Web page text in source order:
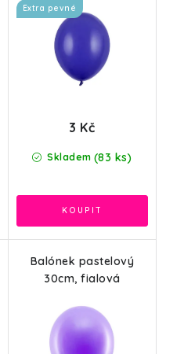
Extra pevné
Skladem (83 ks)
3 Kč
Balónek pastelový
30cm, fialová